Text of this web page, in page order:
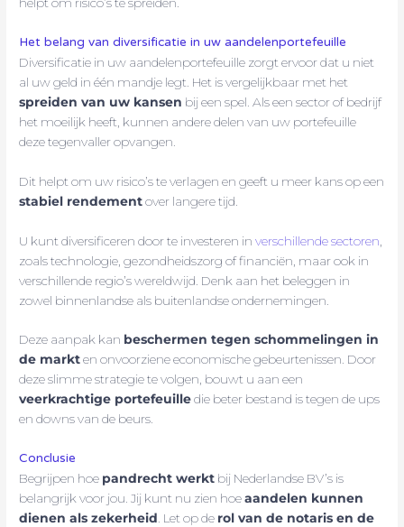
Het belang van diversificatie in uw aandelenportefeuille
Diversificatie in uw aandelenportefeuille zorgt ervoor dat u niet
al uw geld in één mandje legt. Het is vergelijkbaar met het
spreiden van uw kansen bij een spel. Als een sector of bedrijf
het moeilijk heeft, kunnen andere delen van uw portefeuille
deze tegenvaller opvangen.
Dit helpt om uw risico’s te verlagen en geeft u meer kans op een
stabiel rendementover langere tijd.
U kunt diversificeren door te investeren inverschillende sectoren
zoals technologie, gezondheidszorg of financiën, maar ook in
verschillende regio’s wereldwijd. Denk aan het beleggen in
zowel binnenlandse als buitenlandse ondernemingen.
Deze aanpak kan beschermen tegen schommelingen in
de markten onvoorziene economische gebeurtenissen. Door
deze slimme strategie te volgen, bouwt u aan een
veerkrachtige portefeuilledie beter bestand is tegen de ups
en downs van de beurs.
Conclusie
Begrijpen hoe pandrecht werkt bij Nederlandse BV’s is
belangrijk voor jou. Jij kunt nu zien hoeaandelen kunnen
dienen als zekerheid. Let op de rol van de notaris en de